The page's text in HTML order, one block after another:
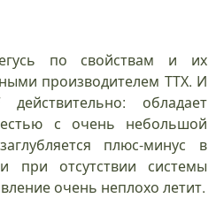
по свойствам и их
производителем ТТХ. И
обладает
с очень небольшой
плюс-минус в
при отсутствии системы
очень неплохо летит.